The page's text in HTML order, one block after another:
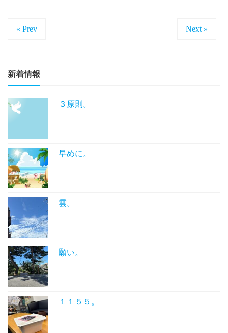
« Prev Next »
新着情報
３原則。
早めに。
雲。
願い。
１１５５。